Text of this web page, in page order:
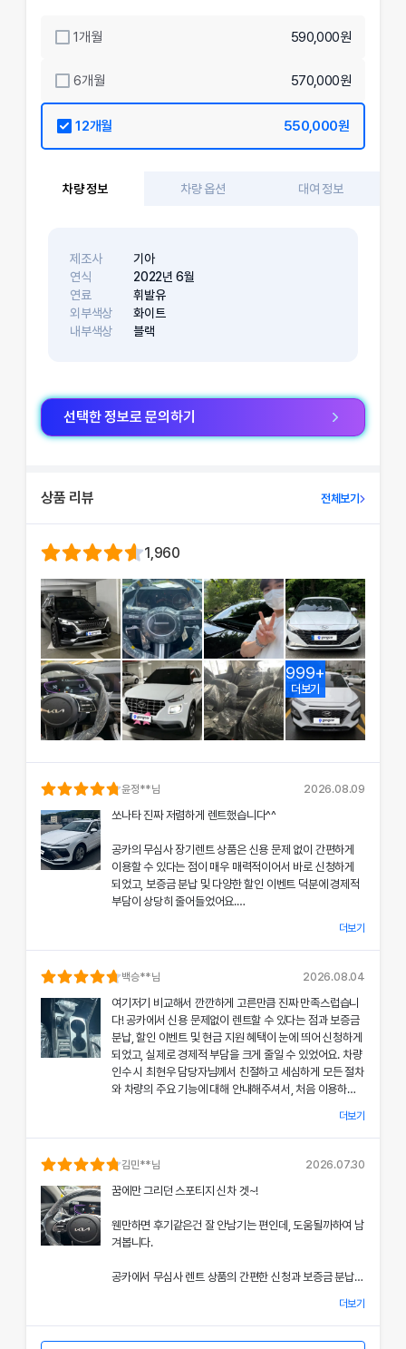
1개월 590,000원
6개월 570,000원
12개월 550,000원
차량 정보 차량 옵션 대여 정보
제조사
기아
연식
2022년 6월
연료
휘발유
외부색상
화이트
내부색상
블랙
선택한 정보로 문의하기
상품 리뷰 전체보기
1,960
999+
더보기
윤정**님 2026.08.09
쏘나타 진짜 저렴하게 렌트했습니다^^
공카의 무심사 장기렌트 상품은 신용 문제 없이 간편하게
이용할 수 있다는 점이 매우 매력적이어서 바로 신청하게
되었고, 보증금 분납 및 다양한 할인 이벤트 덕분에 경제적
부담이 상당히 줄어들었어요.
차량 인수 시 장민혁 담당자님께서 친절하고 꼼꼼하게 신차
의 상태와 각종 기능에 대해 설명해주셔서, 처음 이용하는
분들도 부담 없이 서비스를 체험할 수 있었어요.
공카의 본부 직거래 시스템으로 중간 마진 없이 합리적인
렌트료를 제공받았고, 즉시 출고되는 신차 덕분에 긴급 상
황에서도 차질 없이 차량을 이용할 수 있었던 점이 특히 인
상 깊었어요.
쏘나타의 세련된 디자인과 최신 편의 기능, 그리고 안전 장
치에 대한 세심한 관리가 직접 눈으로 확인되면서 전체적인
다시 이용하고 싶은 강력한 동기가 되었어요.
돋보여 제게 잊지 못할 기억으로 남았으며, 이 만족스러운
더보기
백승**님 2026.08.04
여기저기 비교해서 깐깐하게 고른만큼 진짜 만족스럽습니
다! 공카에서 신용 문제없이 렌트할 수 있다는 점과 보증금
분납, 할인 이벤트 및 현금 지원 혜택이 눈에 띄어 신청하게
되었고, 실제로 경제적 부담을 크게 줄일 수 있었어요. 차량
인수 시 최현우 담당자님께서 친절하고 세심하게 모든 절차
와 차량의 주요 기능에 대해 안내해주셔서, 처음 이용하는
공카의 본부 직거래 시스템 덕분에 렌트료가 매우 합리적으
로 책정되었고, 필요할 때마다 즉시 출고되는 신차 시스템
은 제 일정에 맞춰 안정적으로 차량을 이용할 수 있도록 도
와주었어요.
쏘나타의 우아한 디자인과 최신 편의 기능, 그리고 안전장
치에 대한 상세한 설명은 제 기대 이상이었으며, 전 과정에
어요.
도 공카를 우선적으로 이용하게 만들 정도로 만족스러웠으
더보기
김민**님 2026.07.30
꿈에만 그리던 스포티지 신차 겟~!
웬만하면 후기같은건 잘 안남기는 편인데, 도움될까하여 남
겨봅니다.
공카에서 무심사 렌트 상품의 간편한 신청과 보증금 분납,
차량 인수 시 이준호 담당자님께서 따뜻하면서도 세심하게
더보기
'(주)공카'는 (이하 '회사'는) 고객님의 개인정보를 중요시하며, "정보
통신망 이용촉진 및 정보보호"에 관한 법률을 준수하고 있습니다.
회사는 개인정보처리방침을 통하여 고객님께서 제공하시는 개인정보
가 어떠한 용도와 방식으로 이용되고 있으며, 개인정보보호를 위해 어
떠한 조치가 취해지고 있는지 알려드립니다.
회사는 개인정보처리방침을 개정하는 경우 웹사이트 공지사항(또는